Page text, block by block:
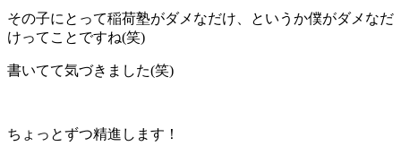
その子にとって稲荷塾がダメなだけ、というか僕がダメなだ
けってことですね(笑)
書いてて気づきました(笑)
ちょっとずつ精進します！